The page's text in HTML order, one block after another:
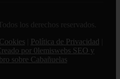
los derechos reservados.
Política de Privacidad
por 0lemiswebs SEO y
sobre Cabañuelas